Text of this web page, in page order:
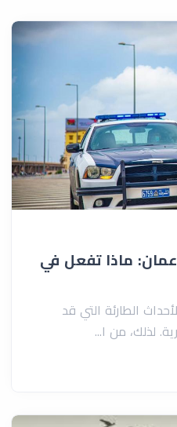
عمان: ماذا تفعل في
الطارئة التي قد
لذلك، من ا...